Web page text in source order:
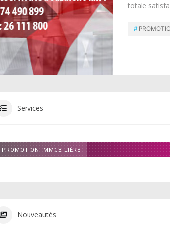
totale
Services
PROMOTION IMMOBILIÈRE
Nouveautés